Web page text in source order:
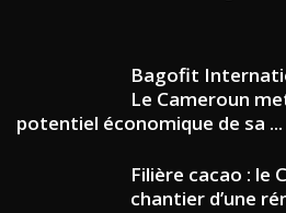
Bagofit
Le Cameroun
potentiel économique de sa ...
Filière cacao : le
chantier d’une